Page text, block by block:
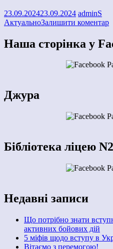
23.09.202423.09.2024 adminS
АктуальноЗалишити коментар
Наша сторінка у
Джура
Бібліотека ліцею N2
Недавні записи
Що потрібно знати
активних бойових дій
5 міфів щодо вступу в
Вітаємо з перемогою!